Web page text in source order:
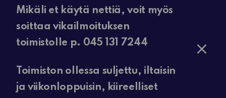
Mikäli et käytä nettiä, voit myös
soittaa vikailmoituksen
toimistolle p. 045 131 7244
Toimiston ollessa suljettu, iltaisin
ja viikonloppuisin, kiireelliset